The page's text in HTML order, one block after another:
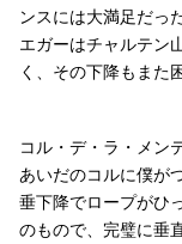
ンスには大満足だっ
エガーはチャルテン
く、その下降もまた
コル・デ・ラ・メン
あいだのコルに僕が
垂下降でロープがひ
のもので、完璧に垂